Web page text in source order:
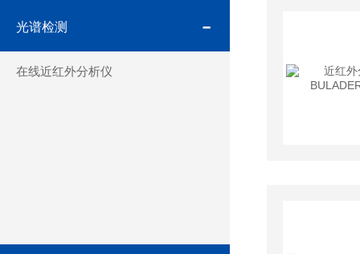
光谱检测
在线近红外分析仪